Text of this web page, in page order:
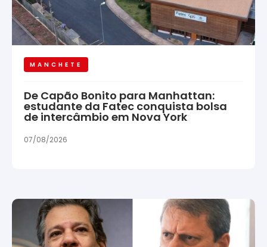
MANCHETE
De Capão Bonito para Manhattan:
estudante da Fatec conquista bolsa
de intercâmbio em Nova York
07/08/2026